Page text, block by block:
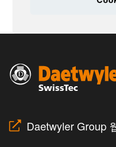
Daetwyler Group